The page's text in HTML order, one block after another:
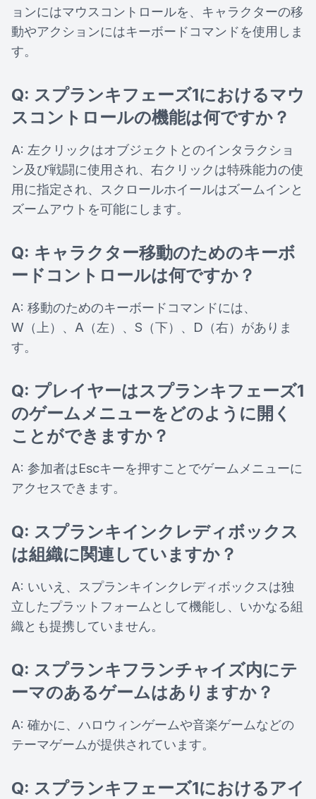
ョンにはマウスコントロールを、キャラクターの移
動やアクションにはキーボードコマンドを使用しま
す。
Q: スプランキフェーズ1におけるマウ
スコントロールの機能は何ですか？
A: 左クリックはオブジェクトとのインタラクショ
ン及び戦闘に使用され、右クリックは特殊能力の使
用に指定され、スクロールホイールはズームインと
ズームアウトを可能にします。
Q: キャラクター移動のためのキーボ
ードコントロールは何ですか？
A: 移動のためのキーボードコマンドには、
W（上）、A（左）、S（下）、D（右）がありま
す。
Q: プレイヤーはスプランキフェーズ1
のゲームメニューをどのように開く
ことができますか？
A: 参加者はEscキーを押すことでゲームメニューに
アクセスできます。
Q: スプランキインクレディボックス
は組織に関連していますか？
A: いいえ、スプランキインクレディボックスは独
立したプラットフォームとして機能し、いかなる組
織とも提携していません。
Q: スプランキフランチャイズ内にテ
ーマのあるゲームはありますか？
A: 確かに、ハロウィンゲームや音楽ゲームなどの
テーマゲームが提供されています。
Q: スプランキフェーズ1におけるアイ